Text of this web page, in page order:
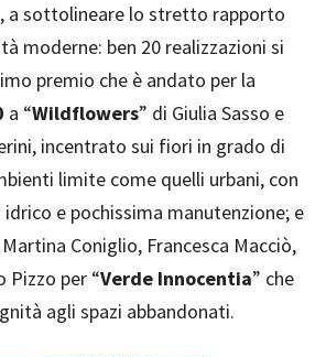
, a sottolineare lo stretto rapporto
moderne: ben 20 realizzazioni si
premio che è andato per la
a “Wildflowers” di Giulia Sasso e
incentrato sui fiori in grado di
limite come quelli urbani, con
e pochissima manutenzione; e
Coniglio, Francesca Macciò,
Pizzo per “Verde Innocentia” che
agli spazi abbandonati.